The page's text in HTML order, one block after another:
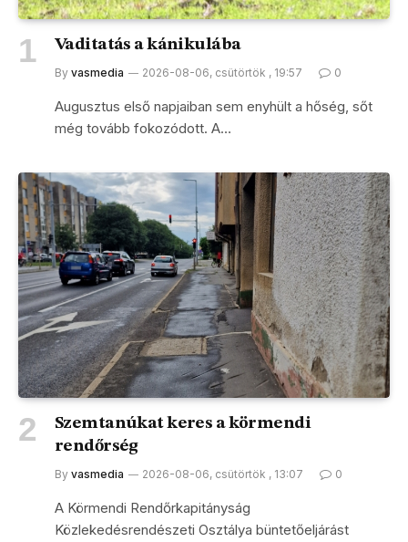
Vaditatás a kánikulába
By vasmedia 2026-08-06, csütörtök , 19:57 0
Augusztus első napjaiban sem enyhült a hőség, sőt
még tovább fokozódott. A…
Szemtanúkat keres a körmendi
rendőrség
By vasmedia 2026-08-06, csütörtök , 13:07 0
A Körmendi Rendőrkapitányság
Közlekedésrendészeti Osztálya büntetőeljárást